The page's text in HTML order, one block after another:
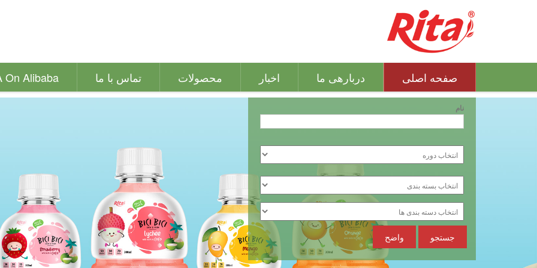
صفحه اصلی دربارهی ما اخبار محصولات تماس با ما On Alibaba
نام
جستجو واضح